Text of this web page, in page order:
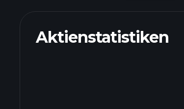
Aktienstatistiken